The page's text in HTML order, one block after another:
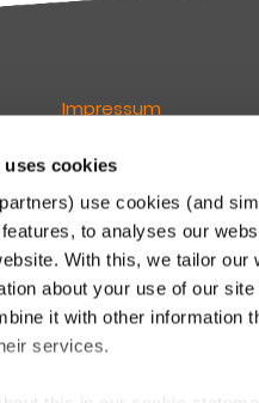
cookies
use cookies (and
to analyses our
With this, we tailor
about your use of our
it with other information
services.
Impressum
Verantwortlich für den
Seite:
Keylane GmbH
c/o Design Offices
Rosenheimer Str. 143C
81671 München
M: info.dach@keylane.com